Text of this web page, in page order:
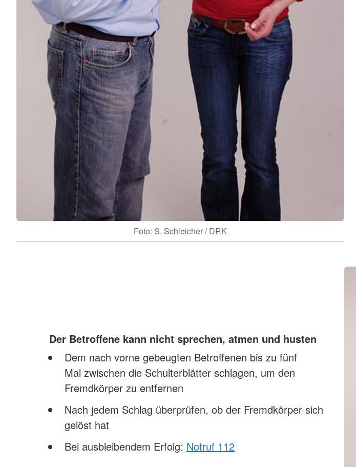
Foto: S. Schleicher / DRK
Der Betroffene kann nicht sprechen, atmen und husten
Dem nach vorne gebeugten Betroffenen bis zu fünf
Mal zwischen die Schulterblätter schlagen, um den
Fremdkörper zu entfernen
Nach jedem Schlag überprüfen, ob der Fremdkörper sich
gelöst hat
Bei ausbleibendem Erfolg: Notruf 112